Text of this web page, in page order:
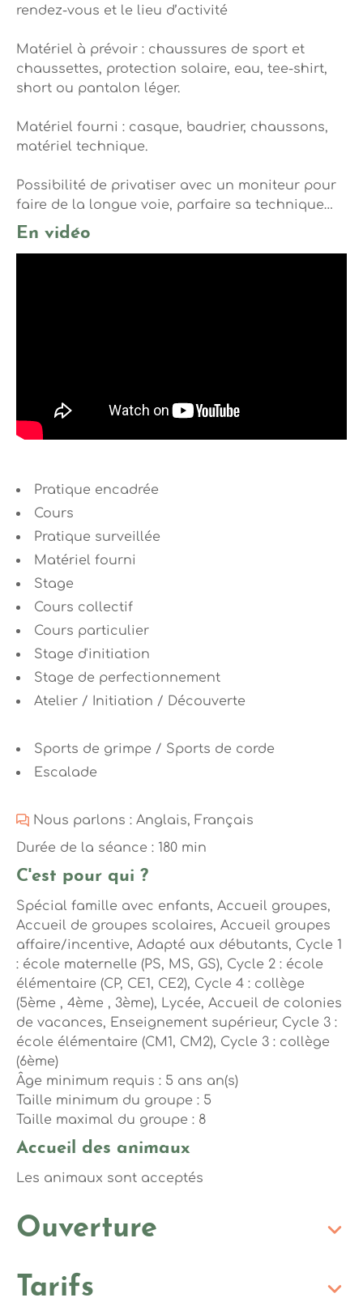
rendez-vous et le lieu d’activité
Matériel à prévoir : chaussures de sport et
chaussettes, protection solaire, eau, tee-shirt,
short ou pantalon léger.
Matériel fourni : casque, baudrier, chaussons,
matériel technique.
Possibilité de privatiser avec un moniteur pour
faire de la longue voie, parfaire sa technique…
En vidéo
Pratique encadrée
Cours
Pratique surveillée
Matériel fourni
Stage
Cours collectif
Cours particulier
Stage d'initiation
Stage de perfectionnement
Atelier / Initiation / Découverte
Sports de grimpe / Sports de corde
Escalade
Nous parlons : Anglais, Français
Durée de la séance : 180 min
C'est pour qui ?
Spécial famille avec enfants, Accueil groupes,
Accueil de groupes scolaires, Accueil groupes
affaire/incentive, Adapté aux débutants, Cycle 1
: école maternelle (PS, MS, GS), Cycle 2 : école
élémentaire (CP, CE1, CE2), Cycle 4 : collège
(5ème , 4ème , 3ème), Lycée, Accueil de colonies
de vacances, Enseignement supérieur, Cycle 3 :
école élémentaire (CM1, CM2), Cycle 3 : collège
(6ème)
Âge minimum requis : 5 ans an(s)
Taille minimum du groupe : 5
Taille maximal du groupe : 8
Accueil des animaux
Les animaux sont acceptés
Ouverture
Tarifs